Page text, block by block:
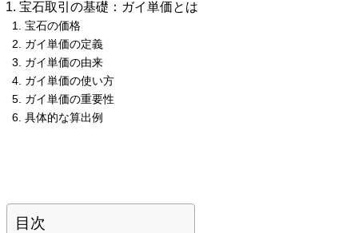
宝石取引の基礎：ガイ単価とは
宝石の価格
ガイ単価の定義
ガイ単価の由来
ガイ単価の使い方
ガイ単価の重要性
具体的な算出例
目次